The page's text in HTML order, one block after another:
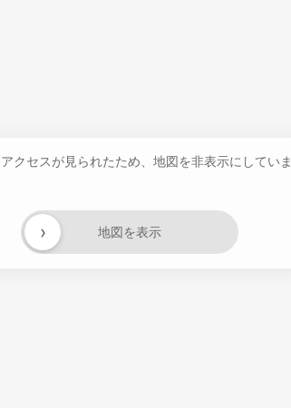
クセスが見られたため、地図を非表示にしていま
地図を表示
›